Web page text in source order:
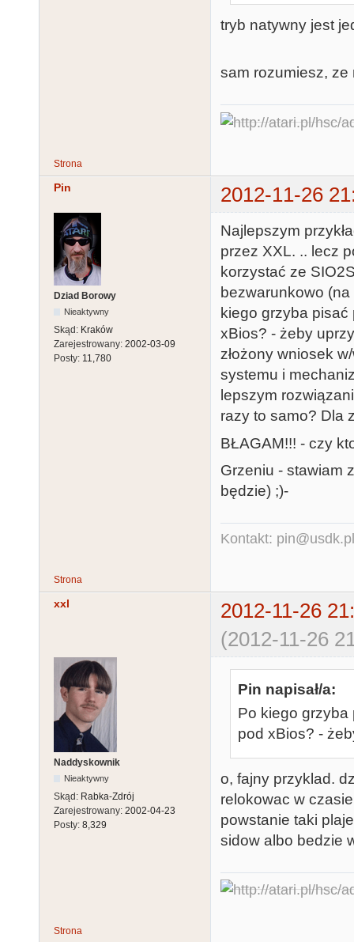
tryb natywny jest
sam rozumiesz, ze
Strona
Pin 2012-11-26
Dziad Borowy
Nieaktywny
Skąd: Kraków
Zarejestrowany: 2002-03-09
Posty: 11,780
Najlepszym
przez XXL. .. lecz
korzystać ze
bezwarunkowo
kiego grzyba
xBios? - żeby
złożony wniosek
systemu i
lepszym
razy to samo? Dla
BŁAGAM!!! - czy
Grzeniu - stawiam
będzie) ;)-
Kontakt: pin@usdk.pl
Strona
xxl
2012-11-26
(2012-11-26
Naddyskownik
Nieaktywny
Skąd: Rabka-Zdrój
Zarejestrowany: 2002-04-23
Posty: 8,329
Pin napisał/a:
Po kiego grzyba
pod xBios? -
o, fajny przyklad.
relokowac w
powstanie taki
sidow albo bedzie
Strona